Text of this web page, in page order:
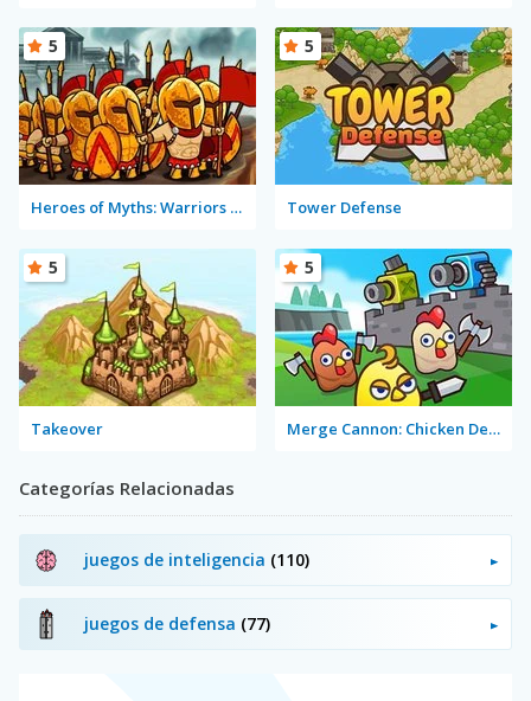
Heroes of Myths: Warriors of Gods
5
Tower Defense
5
Takeover
5
Merge Cannon: Chicken Defense
5
Categorías Relacionadas
juegos de inteligencia (110)
juegos de defensa (77)